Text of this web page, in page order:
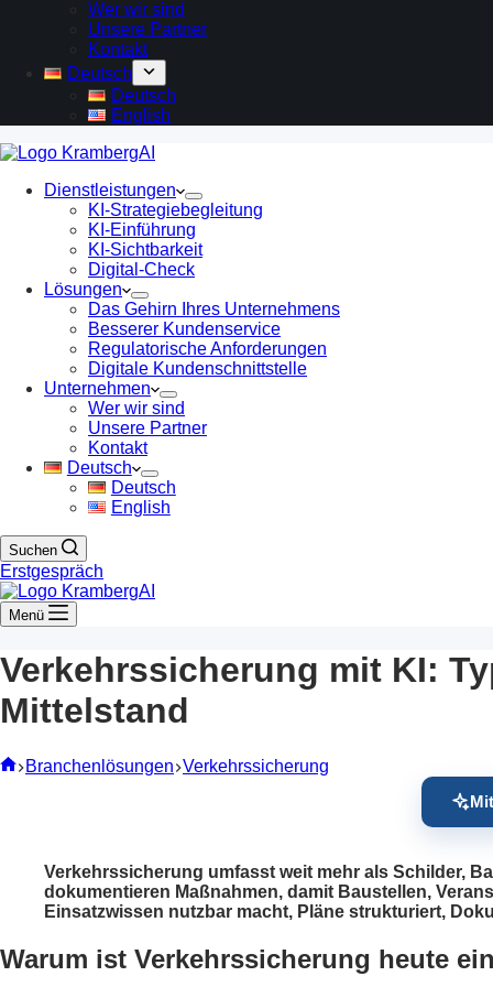
Wer wir sind
Unsere Partner
Kontakt
Deutsch
Deutsch
English
Dienstleistungen
KI-Strategiebegleitung
KI-Einführung
KI-Sichtbarkeit
Digital-Check
Lösungen
Das Gehirn Ihres Unternehmens
Besserer Kundenservice
Regulatorische Anforderungen
Digitale Kundenschnittstelle
Unternehmen
Wer wir sind
Unsere Partner
Kontakt
Deutsch
Deutsch
English
Suchen
Erstgespräch
Menü
Verkehrssicherung mit KI:
Mittelstand
Start
Branchenlösungen Verkehrssicherung
Verkehrssicherung umfasst weit mehr als Schilder,
dokumentieren Maßnahmen, damit Baustellen,
Einsatzwissen nutzbar macht, Pläne strukturiert,
Warum ist Verkehrssicherung heute